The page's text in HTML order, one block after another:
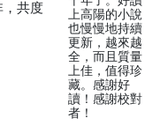
，共度
上高陽的小說
也慢慢地持續
更新，越來越
全，而且質量
上佳，值得珍
藏。感謝好
讀！感謝校對
者！